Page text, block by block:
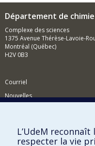
Département de chimie
Complexe des sciences
1375 Avenue Thérèse-Lavoie-
Montréal (Québec)
H2V 0B3
Courriel
Nouvelles
Comment soutenir le
L’UdeM reconnaît
respecter la vie